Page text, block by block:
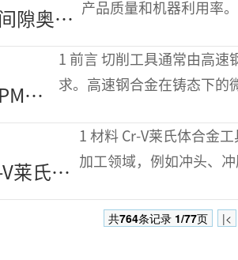
隙奥氏
增强塑
影响研
产品质量和机器利用率
理，
粉
5-3-8
1 前言 切削工具通常由高速钢制成，以同时满足硬度、强度和韧性的要
求。高速钢合金在铸态下的
莱氏体
6材料之
1 材料 Cr-V莱氏体合金工具钢因其出色的耐磨性能而被广泛应用于冷
加工领域，例如冲头、
|<
共764条记录 1/77页